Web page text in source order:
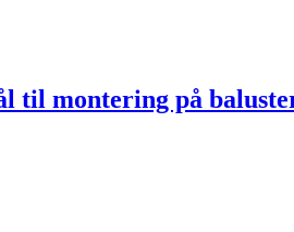
til montering på